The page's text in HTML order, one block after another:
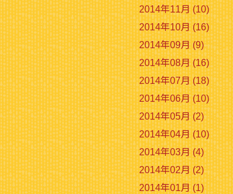
2014年11月 (10)
2014年10月 (16)
2014年09月 (9)
2014年08月 (16)
2014年07月 (18)
2014年06月 (10)
2014年05月 (2)
2014年04月 (10)
2014年03月 (4)
2014年02月 (2)
2014年01月 (1)